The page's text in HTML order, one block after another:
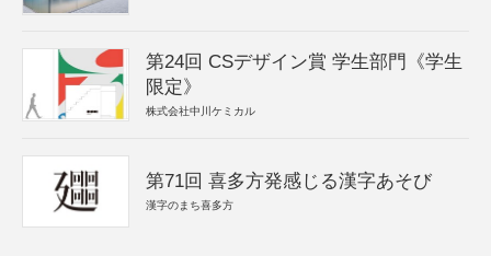
第24回 CSデザイン賞 学生部門《学生
限定》
株式会社中川ケミカル
第71回 喜多方発感じる漢字あそび
漢字のまち喜多方